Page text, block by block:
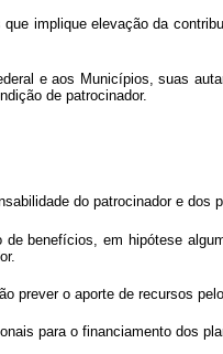
implique elevação da
e aos Municípios, suas
de patrocinador.
do patrocinador e dos
benefícios, em hipótese
prever o aporte de recursos
para o financiamento dos